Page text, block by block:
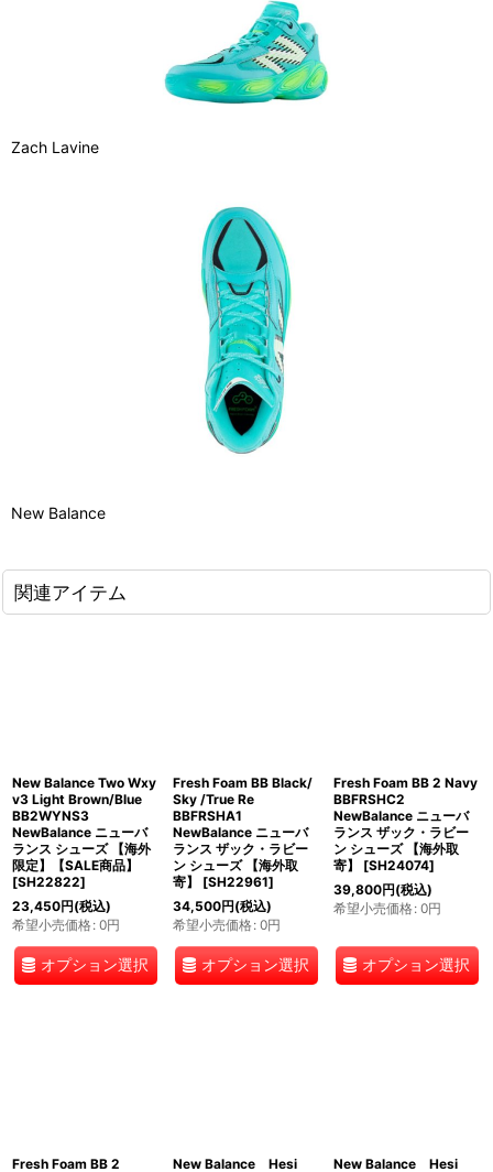
Zach Lavine
New Balance
関連アイテム
New Balance Two Wxy
v3 Light Brown/Blue
BB2WYNS3
NewBalance ニューバ
ランス シューズ 【海外
限定】【SALE商品】
[SH22822]
23,450円(税込)
希望小売価格: 0円
オプション選択
Fresh Foam BB Black/
Sky /True Re
BBFRSHA1
NewBalance ニューバ
ランス ザック・ラビー
ン シューズ 【海外取
寄】
[SH22961]
34,500円(税込)
希望小売価格: 0円
オプション選択
Fresh Foam BB 2 Navy
BBFRSHC2
NewBalance ニューバ
ランス ザック・ラビー
ン シューズ 【海外取
寄】
[SH24074]
39,800円(税込)
希望小売価格: 0円
オプション選択
Fresh Foam BB 2
New Balance Hesi
New Balance Hesi